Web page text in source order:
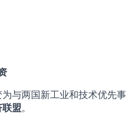
与两国新工业和技术优先事
盟。